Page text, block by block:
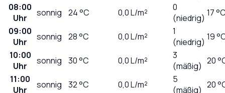
08:00
Uhr
sonnig 24°C 0,0L/m²
0
(niedrig) 17
09:00
Uhr
sonnig 28°C 0,0L/m²
1
(niedrig) 19
10:00
Uhr
sonnig 30°C 0,0L/m²
3
(mäßig) 20
11:00
Uhr
sonnig 32°C 0,0L/m²
5
(mäßig) 20